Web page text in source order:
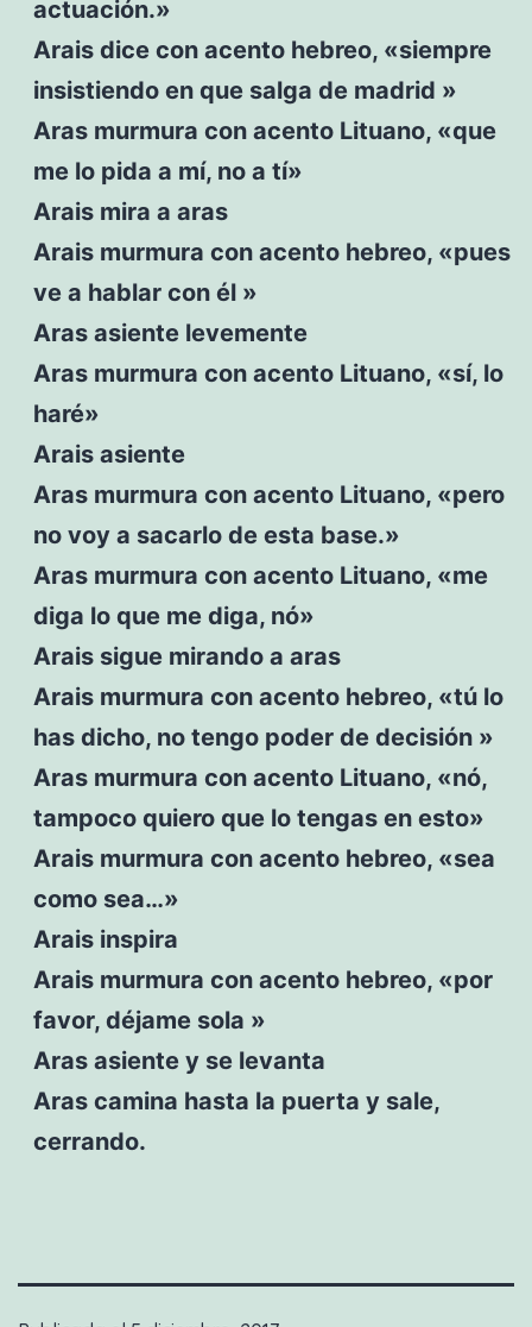
actuación.»
Arais dice con acento hebreo, «siempre
insistiendo en que salga de madrid »
Aras murmura con acento Lituano, «que
me lo pida a mí, no a tí»
Arais mira a aras
Arais murmura con acento hebreo, «pues
ve a hablar con él »
Aras asiente levemente
Aras murmura con acento Lituano, «sí, lo
haré»
Arais asiente
Aras murmura con acento Lituano, «pero
no voy a sacarlo de esta base.»
Aras murmura con acento Lituano, «me
diga lo que me diga, nó»
Arais sigue mirando a aras
Arais murmura con acento hebreo, «tú lo
has dicho, no tengo poder de decisión »
Aras murmura con acento Lituano, «nó,
tampoco quiero que lo tengas en esto»
Arais murmura con acento hebreo, «sea
como sea…»
Arais inspira
Arais murmura con acento hebreo, «por
favor, déjame sola »
Aras asiente y se levanta
Aras camina hasta la puerta y sale,
cerrando.